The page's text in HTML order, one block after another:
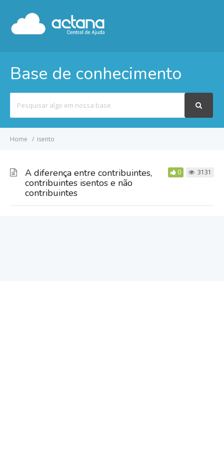
Base de conhecimento
por
Home isento
A diferença entre contribuintes,
contribuintes isentos e não
contribuintes
0 3131